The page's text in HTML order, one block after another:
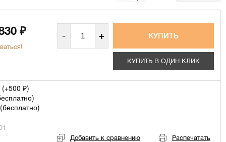
₽ - +
КУПИТЬ В ОДИН КЛИК
(+500 ₽)
)
бесплатно)
Добавить к сравнению Распечатать